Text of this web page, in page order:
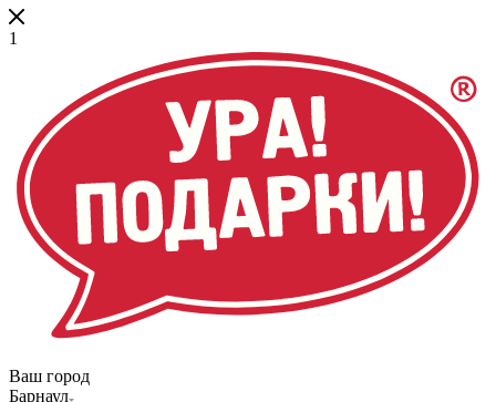
1
Ваш город
Барнаул